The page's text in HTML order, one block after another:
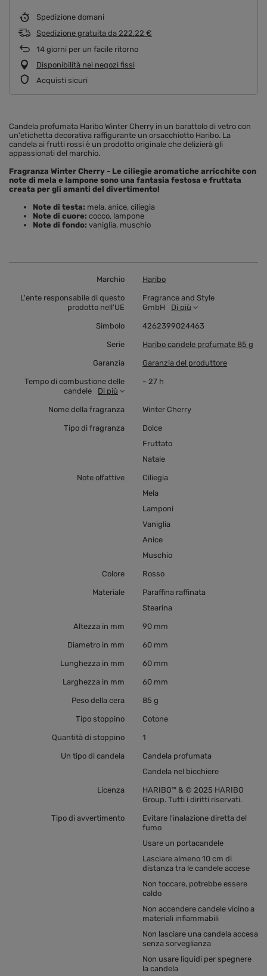
Spedizione domani
Spedizione gratuita da 222,22 €
14 giorni per un facile ritorno
Disponibilità nei negozi fissi
Acquisti sicuri
Candela profumata Haribo Winter Cherry in un barattolo di vetro con
un'etichetta decorativa raffigurante un orsacchiotto Haribo. La
candela ai frutti rossi è un prodotto originale che delizierà gli
appassionati del marchio.
Fragranza Winter Cherry - Le ciliegie aromatiche arricchite con
note di mela e lampone sono una fantasia festosa e fruttata
creata per gli amanti del divertimento!
Note di testa: mela, anice, ciliegia
Note di cuore: cocco, lampone
Note di fondo: vaniglia, muschio
Marchio Haribo
L'ente responsabile di questo
prodotto nell'UE
Fragrance and Style
GmbH
Di più
Simbolo 4262399024463
Serie Haribo candele profumate 85 g
Garanzia Garanzia del produttore
Tempo di combustione delle
candele
Di più
~ 27 h
Nome della fragranza Winter Cherry
Tipo di fragranza
Dolce
Fruttato
Natale
Note olfattive
Ciliegia
Mela
Lamponi
Vaniglia
Anice
Muschio
Colore Rosso
Materiale
Paraffina raffinata
Stearina
Altezza in mm 90 mm
Diametro in mm 60 mm
Lunghezza in mm 60 mm
Larghezza in mm 60 mm
Peso della cera 85 g
Tipo stoppino Cotone
Quantità di stoppino 1
Un tipo di candela
Candela profumata
Candela nel bicchiere
Licenza
HARIBO™ & © 2025 HARIBO
Group. Tutti i diritti riservati.
Tipo di avvertimento
Evitare l'inalazione diretta del
fumo
Usare un portacandele
Lasciare almeno 10 cm di
distanza tra le candele accese
Non toccare, potrebbe essere
caldo
Non accendere candele vicino a
materiali infiammabili
Non lasciare una candela accesa
senza sorveglianza
Non usare liquidi per spegnere
la candela